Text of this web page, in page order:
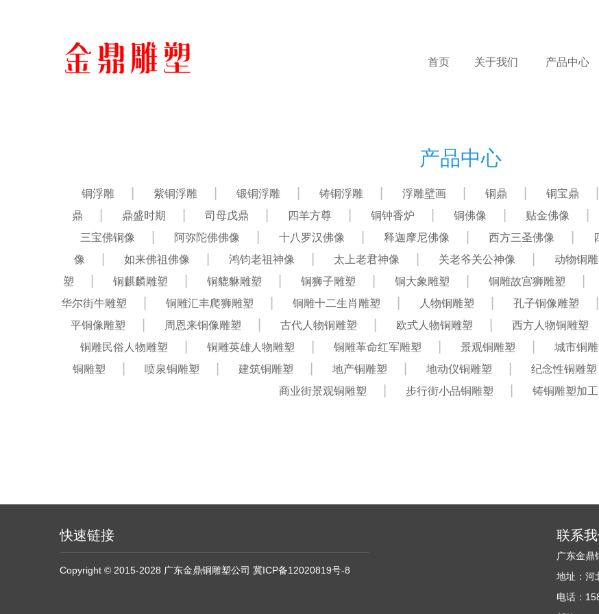
首页 关于我们 产品中心
产品中心
铜浮雕 紫铜浮雕 锻铜浮雕 铸铜浮雕 浮雕壁画 铜鼎 铜宝鼎
鼎
鼎盛时期 司母戊鼎 四羊方尊 铜钟香炉 铜佛像 贴金佛像
三宝佛铜像
阿弥陀佛佛像 十八罗汉佛像 释迦摩尼佛像 西方三圣佛像
像
如来佛祖佛像 鸿钧老祖神像 太上老君神像 关老爷关公神像 动物铜
塑
铜麒麟雕塑 铜貔貅雕塑 铜狮子雕塑 铜大象雕塑 铜雕故宫狮雕塑
华尔街牛雕塑
铜雕汇丰爬狮雕塑 铜雕十二生肖雕塑 人物铜雕塑 孔子铜像雕塑
平铜像雕塑
周恩来铜像雕塑 古代人物铜雕塑 欧式人物铜雕塑 西方人物铜雕塑
铜雕民俗人物雕塑
铜雕英雄人物雕塑 铜雕革命红军雕塑 景观铜雕塑 城市铜
铜雕塑
喷泉铜雕塑 建筑铜雕塑 地产铜雕塑 地动仪铜雕塑 纪念性铜雕塑
商业街景观铜雕塑
步行街小品铜雕塑 铸铜雕塑加
快速链接
Copyright © 2015-2028 广东金鼎铜雕塑公司 冀ICP备12020819号-8
联系
广东金鼎
地址：河
电话：